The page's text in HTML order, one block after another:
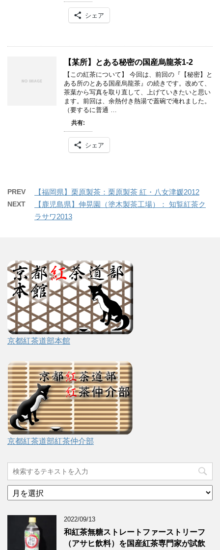
シェア
【某所】とある秘密の国産烏龍茶1-2
【この紅茶について】 今回は、前回の『【秘密】と
ある所のとある国産烏龍茶』の続きです。改めて、
茶葉から写真を取り直して、上げていきたいと思い
ます。前回は、余熱付き熱湯で蓋碗で淹れました。
（要するに普通 …
共有:
シェア
PREV 【福岡県】栗原製茶：栗原製茶 紅・八女津媛2012
NEXT
【鹿児島県】伸晃園（塗木製茶工場）： 知覧紅茶ク
ラサワ2013
京都紅茶道部本館
京都紅茶道部紅茶仲介部
ア
ー
2022/09/13
和紅茶無糖ストレートファーストリーフ
（アサヒ飲料）を国産紅茶専門家が試飲